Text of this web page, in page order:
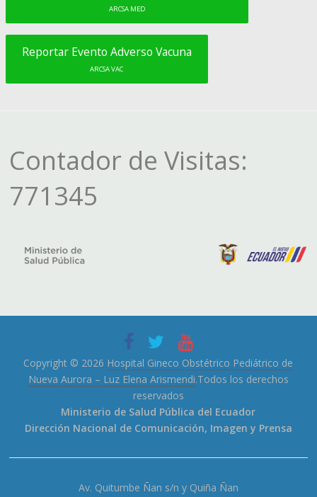
ARCSA MED
Reportar Evento Adverso Vacuna
ARCSA VAC
Contador de Visitas:
771345
Copyright © 2026 Hospital Gineco Obstétrico Pediátrico de
Nueva Aurora – Luz Elena Arismendi.Todos los derechos
reservados
Ministerio de Salud Pública del Ecuador
Dirección Nacional de Comunicación, Imagen y Prensa
Av. Quitumbe Ñan s/n y Quiña Ñan